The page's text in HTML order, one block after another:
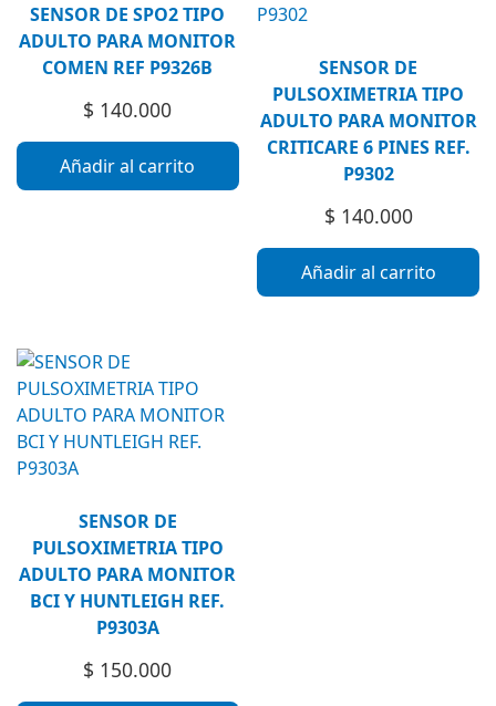
SENSOR DE SPO2 TIPO
ADULTO PARA MONITOR
COMEN REF P9326B
$ 140.000
Añadir al carrito
SENSOR DE
PULSOXIMETRIA TIPO
ADULTO PARA MONITOR
CRITICARE 6 PINES REF.
P9302
$ 140.000
Añadir al carrito
SENSOR DE
PULSOXIMETRIA TIPO
ADULTO PARA MONITOR
BCI Y HUNTLEIGH REF.
P9303A
$ 150.000